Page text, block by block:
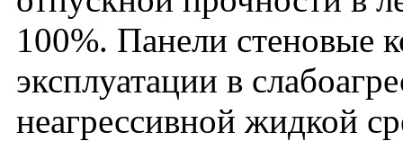
100%. Панели стеновые
эксплуатации в
неагрессивной жидкой